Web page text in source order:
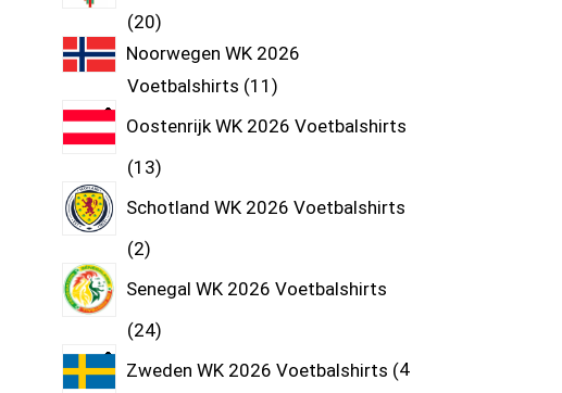
20
Noorwegen WK 2026
Voetbalshirts 11
Oostenrijk WK 2026 Voetbalshirts
13
Schotland WK 2026 Voetbalshirts
2
Senegal WK 2026 Voetbalshirts
24
Zweden WK 2026 Voetbalshirts 4